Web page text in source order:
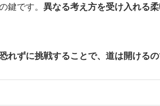
鍵です。 異なる考え方を受け入れる
れずに挑戦することで、道は開ける